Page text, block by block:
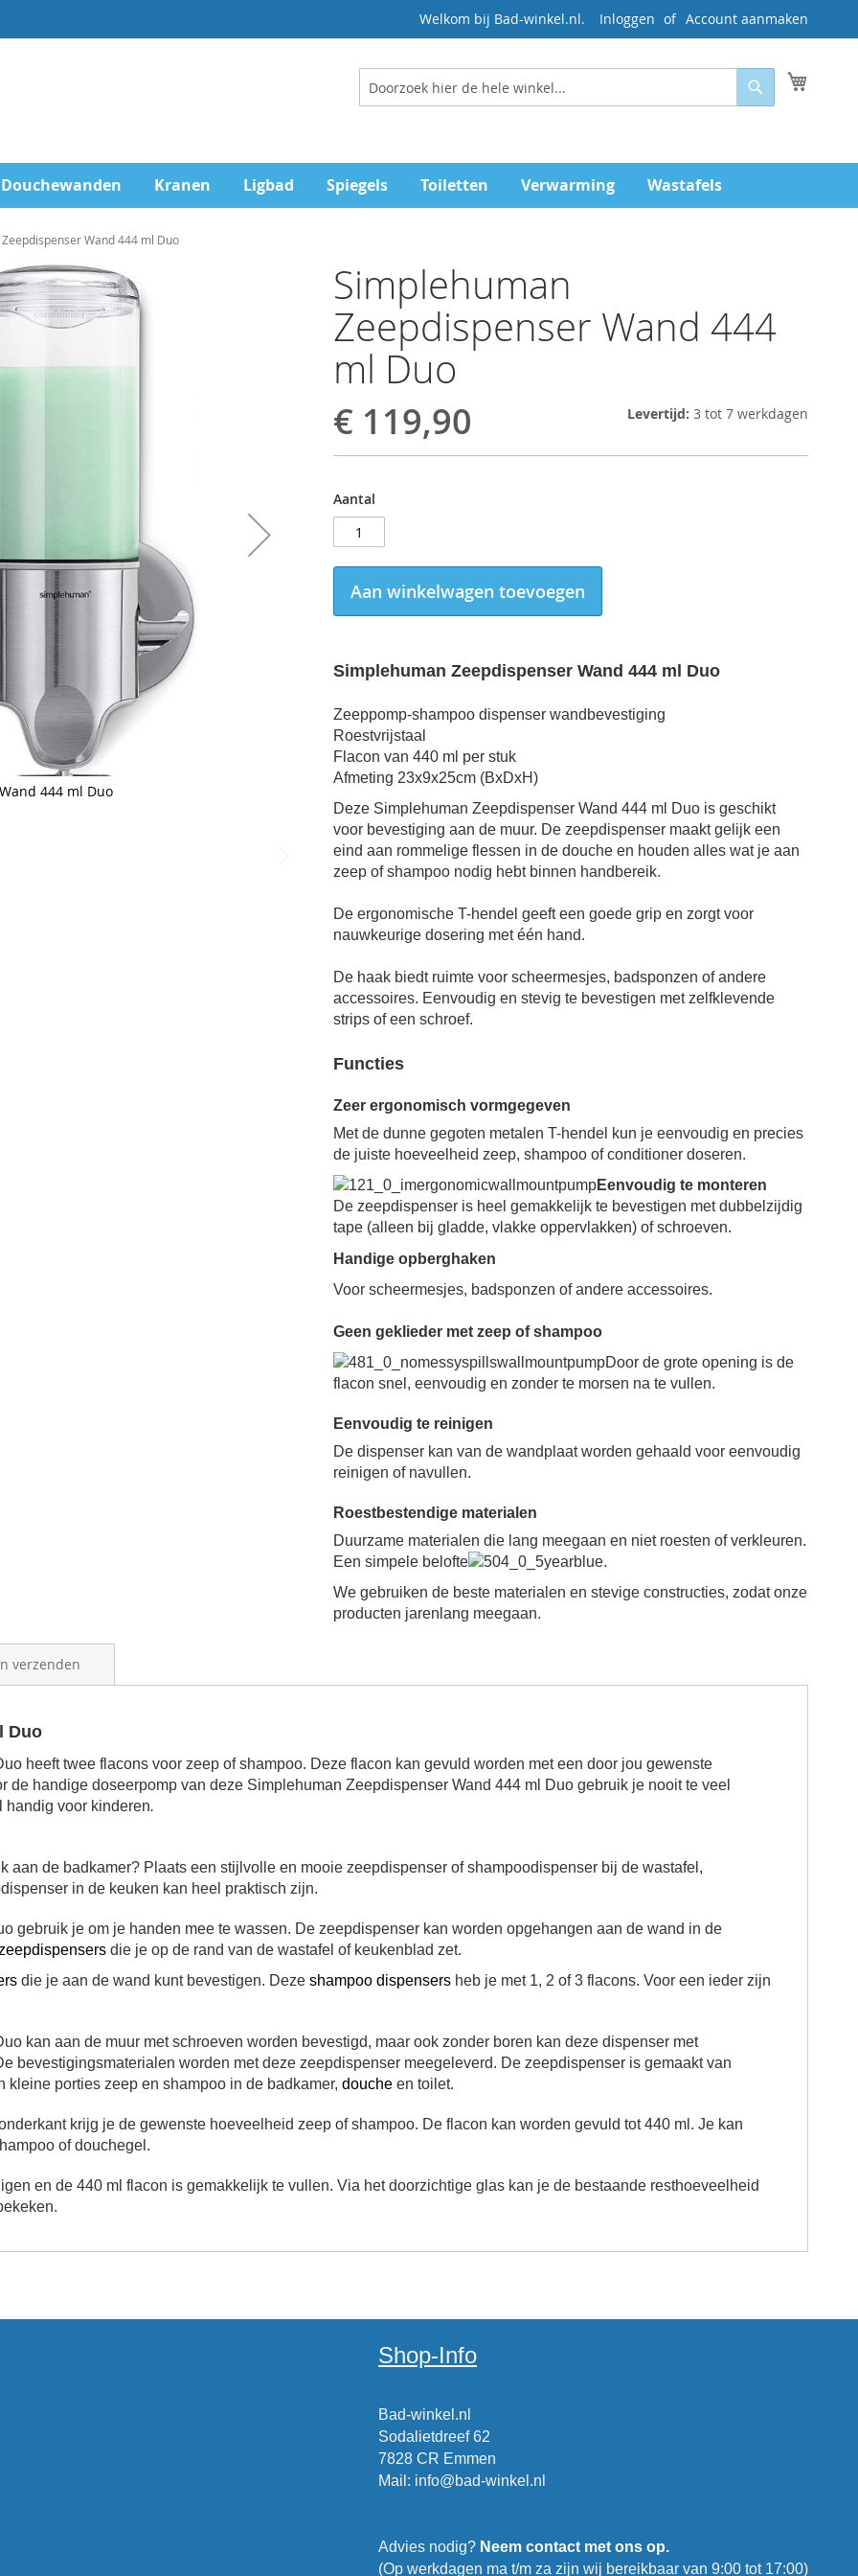
Welkom bij Bad-winkel.nl. Inloggen Account aanmaken
Zoeken
Zoeken
Douchewanden Kranen Ligbad Spiegels Toiletten Verwarming Wastafels
Wand 444 ml Duo
Simplehuman
Zeepdispenser Wand 444
ml Duo
€ 119,90 Levertijd: 3 tot 7 werkdagen
Aantal
Aan winkelwagen toevoegen
Simplehuman Zeepdispenser Wand 444 ml Duo
Zeeppomp-shampoo dispenser wandbevestiging
Roestvrijstaal
Flacon van 440 ml per stuk
Afmeting 23x9x25cm (BxDxH)
Deze Simplehuman Zeepdispenser Wand 444 ml Duo is geschikt
voor bevestiging aan de muur. De zeepdispenser maakt gelijk een
eind aan rommelige flessen in de douche en houden alles wat je aan
zeep of shampoo nodig hebt binnen handbereik.
De ergonomische T-hendel geeft een goede grip en zorgt voor
nauwkeurige dosering met één hand.
De haak biedt ruimte voor scheermesjes, badsponzen of andere
accessoires. Eenvoudig en stevig te bevestigen met zelfklevende
strips of een schroef.
Functies
Zeer ergonomisch vormgegeven
Met de dunne gegoten metalen T-hendel kun je eenvoudig en precies
de juiste hoeveelheid zeep, shampoo of conditioner doseren.
Eenvoudig te monteren
De zeepdispenser is heel gemakkelijk te bevestigen met dubbelzijdig
tape (alleen bij gladde, vlakke oppervlakken) of schroeven.
Handige opberghaken
Voor scheermesjes, badsponzen of andere accessoires.
Geen geklieder met zeep of shampoo
Door de grote opening is de
flacon snel, eenvoudig en zonder te morsen na te vullen.
Eenvoudig te reinigen
De dispenser kan van de wandplaat worden gehaald voor eenvoudig
reinigen of navullen.
Roestbestendige materialen
Duurzame materialen die lang meegaan en niet roesten of verkleuren.
Een simpele belofte
.
We gebruiken de beste materialen en stevige constructies, zodat onze
producten jarenlang meegaan.
444 ml Duo Simplehuman Zeepdispenser Wand 444 ml Duo
Duo
heeft twee flacons voor zeep of shampoo. Deze flacon kan gevuld worden met een door jou gewenste
de handige doseerpomp van deze Simplehuman Zeepdispenser Wand 444 ml Duo gebruik je nooit te veel
handig voor kinderen.
aan de badkamer? Plaats een stijlvolle en mooie zeepdispenser of shampoodispenser bij de wastafel,
in de keuken kan heel praktisch zijn.
gebruik je om je handen mee te wassen. De zeepdispenser kan worden opgehangen aan de wand in de
die je op de rand van de wastafel of keukenblad zet.
die je aan de wand kunt bevestigen. Deze shampoo dispensers heb je met 1, 2 of 3 flacons. Voor een ieder zijn
kan aan de muur met schroeven worden bevestigd, maar ook zonder boren kan deze dispenser met
bevestigingsmaterialen worden met deze zeepdispenser meegeleverd. De zeepdispenser is gemaakt van
porties zeep en shampoo in de badkamer, douche en toilet.
krijg je de gewenste hoeveelheid zeep of shampoo. De flacon kan worden gevuld tot 440 ml. Je kan
of douchegel.
en de 440 ml flacon is gemakkelijk te vullen. Via het doorzichtige glas kan je de bestaande resthoeveelheid
verzenden
Shop-Info
Bad-winkel.nl
Sodalietdreef 62
7828 CR Emmen
Mail : info@bad-winkel.nl
Advies nodig? Neem contact met ons op.
(Op werkdagen ma t/m za zijn wij bereikbaar van 9:00 tot 17:00)